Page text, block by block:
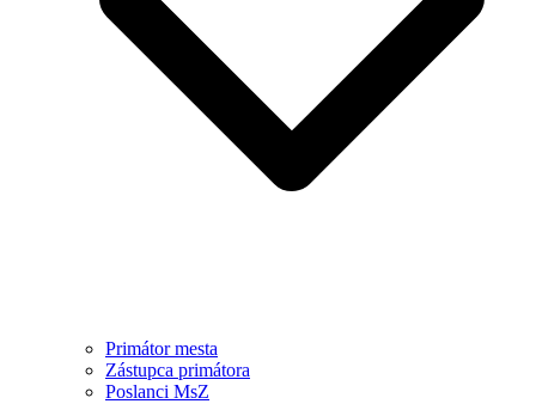
Primátor mesta
Zástupca primátora
Poslanci MsZ